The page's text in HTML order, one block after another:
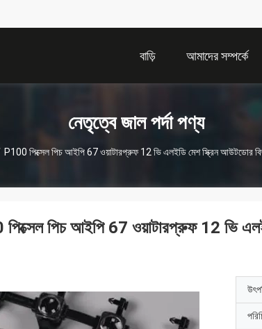
বাড়ি আমাদের সম্পর্কে
নেতৃত্বে জাল পর্দা পণ্য
P100 পিক্সেল পিচ আইপি 67 ওয়াটারপ্রুফ 12 ভি এলইডি মেশ স্ক্রিন আউটডোর
পিচ আইপি 67 ওয়াটারপ্রুফ 12 ভি